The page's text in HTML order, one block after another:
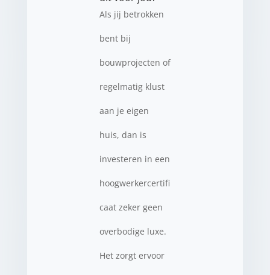
Als jij betrokken
bent bij
bouwprojecten of
regelmatig klust
aan je eigen
huis, dan is
investeren in een
hoogwerkercertifi
caat zeker geen
overbodige luxe.
Het zorgt ervoor